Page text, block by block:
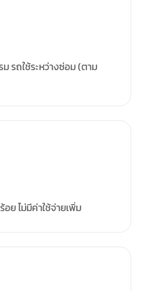
รถใช้ระหว่างซ่อม (ตาม
ย ไม่มีค่าใช้จ่ายเพิ่ม